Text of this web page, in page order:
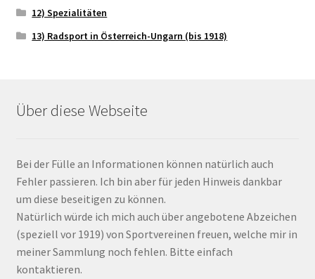
12) Spezialitäten
13) Radsport in Österreich-Ungarn (bis 1918)
Über diese Webseite
Bei der Fülle an Informationen können natürlich auch
Fehler passieren. Ich bin aber für jeden Hinweis dankbar
um diese beseitigen zu können.
Natürlich würde ich mich auch über angebotene Abzeichen
(speziell vor 1919) von Sportvereinen freuen, welche mir in
meiner Sammlung noch fehlen. Bitte einfach
kontaktieren.